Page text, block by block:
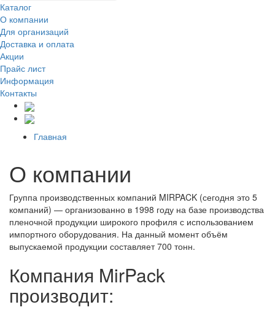
Каталог
О компании
Для организаций
Доставка и оплата
Акции
Прайс лист
Информация
Контакты
Главная
О компании
Группа производственных компаний MIRPACK (сегодня это 5
компаний) — организованно в 1998 году на базе производства
пленочной продукции широкого профиля с использованием
импортного оборудования. На данный момент объём
выпускаемой продукции составляет 700 тонн.
Компания MirPack
производит: